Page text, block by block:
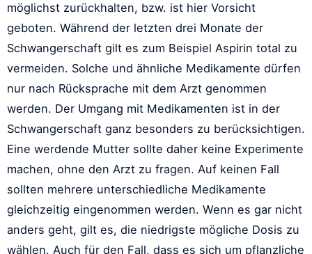
möglichst zurückhalten, bzw. ist hier Vorsicht
geboten. Während der letzten drei Monate der
Schwangerschaft gilt es zum Beispiel Aspirin total zu
vermeiden. Solche und ähnliche Medikamente dürfen
nur nach Rücksprache mit dem Arzt genommen
werden. Der Umgang mit Medikamenten ist in der
Schwangerschaft ganz besonders zu berücksichtigen.
Eine werdende Mutter sollte daher keine Experimente
machen, ohne den Arzt zu fragen. Auf keinen Fall
sollten mehrere unterschiedliche Medikamente
gleichzeitig eingenommen werden. Wenn es gar nicht
anders geht, gilt es, die niedrigste mögliche Dosis zu
wählen. Auch für den Fall, dass es sich um pflanzliche